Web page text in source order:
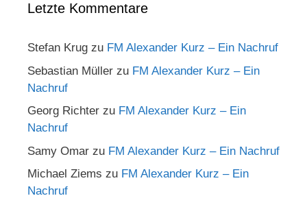
Letzte Kommentare
Stefan Krug zu FM Alexander Kurz – Ein Nachruf
Sebastian Müller zu FM Alexander Kurz – Ein
Nachruf
Georg Richter zu FM Alexander Kurz – Ein
Nachruf
Samy Omar zu FM Alexander Kurz – Ein Nachruf
Michael Ziems zu FM Alexander Kurz – Ein
Nachruf